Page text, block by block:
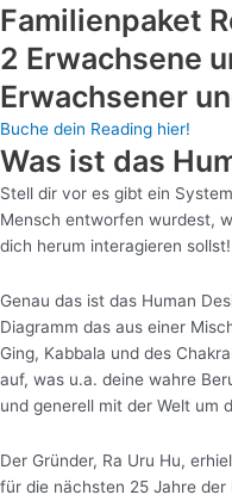
Familienpaket
2 Erwachsene
Erwachsener
Buche dein Reading hier!
Was ist das
Stell dir vor es gibt ein
Mensch entworfen wurdest,
dich herum interagieren sollst!
Genau das ist das Human
Diagramm das aus einer
Ging, Kabbala und des
auf, was u.a. deine wahre
und generell mit der Welt um
Der Gründer, Ra Uru Hu,
für die nächsten 25 Jahre